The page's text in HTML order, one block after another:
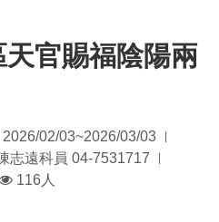
官賜福陰陽兩
02/03~2026/03/03 |
志遠科員 04-7531717 |
瀏
116人